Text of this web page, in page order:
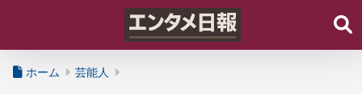
ホーム 芸能人